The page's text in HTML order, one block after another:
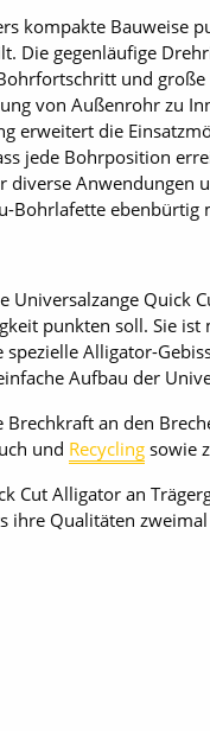
kompakte Bauweise
Die gegenläufige
und
von Außenrohr zu
erweitert die
jede Bohrposition
Bohrlafette
Quick
punkten soll. Sie
spezielle Alligator-
Aufbau der
an den
und Recycling sowie
Cut Alligator an
Qualitäten